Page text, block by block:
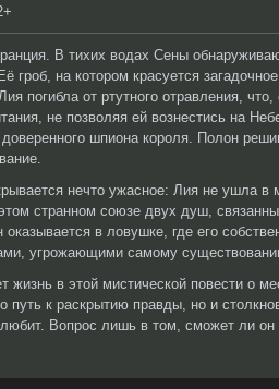
В тихих водах Сены
гроб, на котором красуется
погибла от ртутного отравления,
не позволяя ей вознестись на
шпиона короля. Полон
нечто ужасное: Лия не ушла
странном союзе двух душ,
оказывается в ловушке, где его
угрожающими самому
жизнь в этой мистической повести о
путь к раскрытию правды, но и
Вопрос лишь в том, сможет ли он